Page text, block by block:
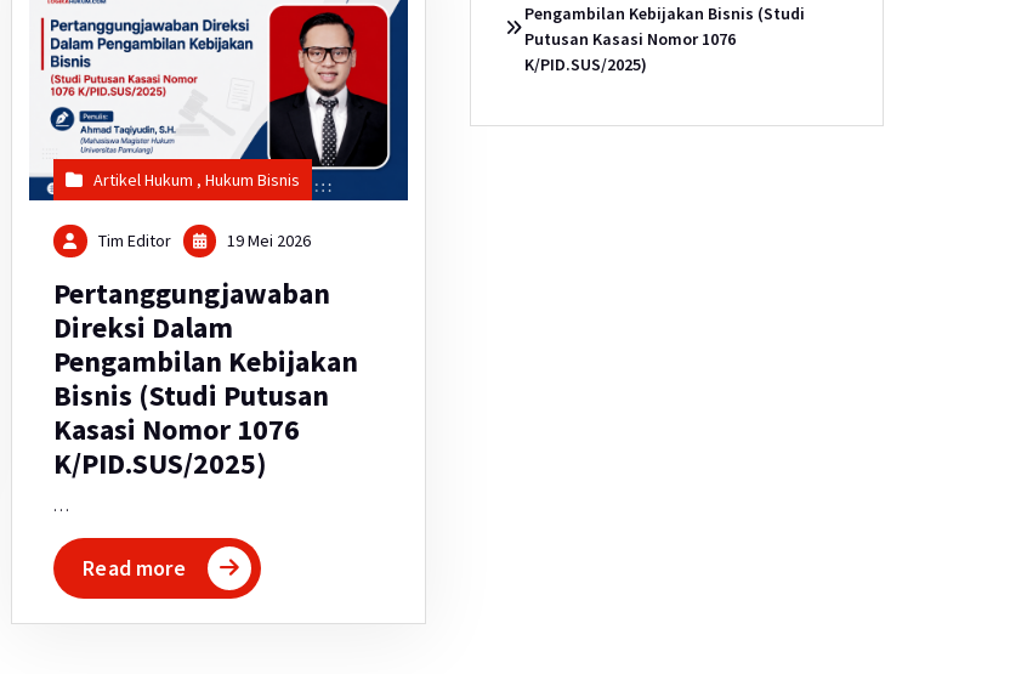
Artikel Hukum ,Hukum Bisnis
Tim Editor 19 Mei 2026
Pertanggungjawaban
Direksi Dalam
Pengambilan Kebijakan
Bisnis (Studi Putusan
Kasasi Nomor 1076
K/PID.SUS/2025)
…
Read more
Pengambilan Kebijakan Bisnis (Studi
Putusan Kasasi Nomor 1076
K/PID.SUS/2025)